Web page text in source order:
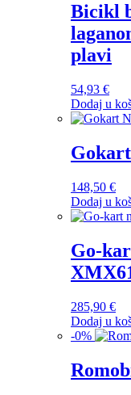
Bicikl
plavi
54,93 €
Dodaj u
148,50 €
Dodaj u
Go-
285,90 €
Dodaj u
-0%